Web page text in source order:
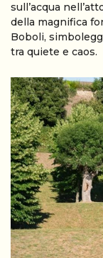
sull’acqua
della magnifica
Boboli,
tra quiete e caos.